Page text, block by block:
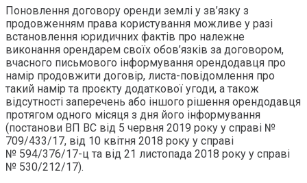
Поновлення договору оренди землі у зв’язку з
продовженням права користування можливе у разі
встановлення юридичних фактів про належне
виконання орендарем своїх обов’язків за договором,
вчасного письмового інформування орендодавця про
намір продовжити договір, листа-повідомлення про
такий намір та проєкту додаткової угоди, а також
відсутності заперечень або іншого рішення орендодавця
протягом одного місяця з дня його інформування
(постанови ВП ВС від 5 червня 2019 року у справі №
709/433/17, від 10 квітня 2018 року у справі
№ 594/376/17-ц та від 21 листопада 2018 року у справі
№ 530/212/17).